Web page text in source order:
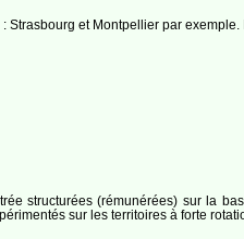
et Montpellier par exemple.
structurées (rémunérées) sur la
sur les territoires à forte